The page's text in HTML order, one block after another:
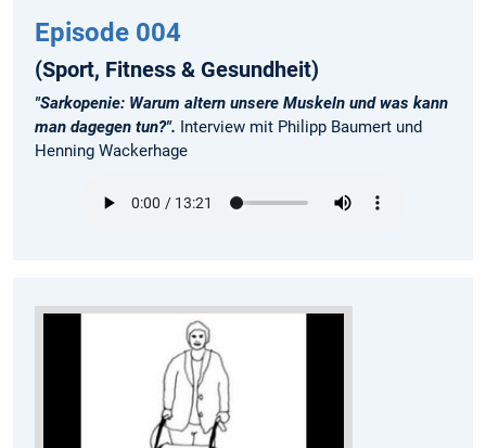
Episode 004
(Sport, Fitness & Gesundheit)
"Sarkopenie: Warum altern unsere Muskeln und was kann
man dagegen tun?". Interview mit Philipp Baumert und
Henning Wackerhage